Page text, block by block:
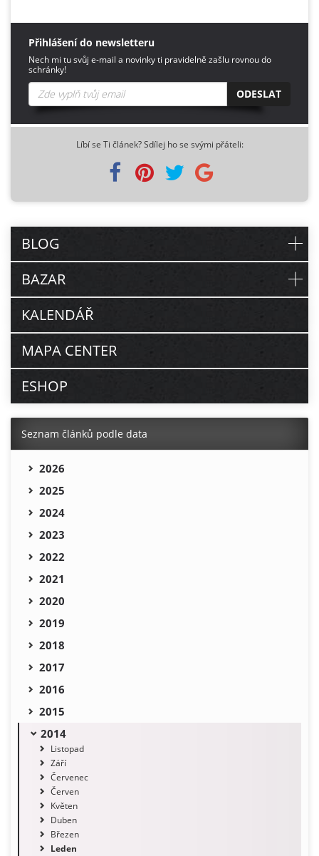
Přihlášení do newsletteru
Nech mi tu svůj e-mail a novinky ti pravidelně zašlu rovnou do
schránky!
ODESLAT
Líbí se Ti článek? Sdílej ho se svými přáteli:
BLOG
BAZAR
KALENDÁŘ
MAPA CENTER
ESHOP
Seznam článků podle data
2026
2025
2024
2023
2022
2021
2020
2019
2018
2017
2016
2015
2014
Listopad
Září
Červenec
Červen
Květen
Duben
Březen
Leden